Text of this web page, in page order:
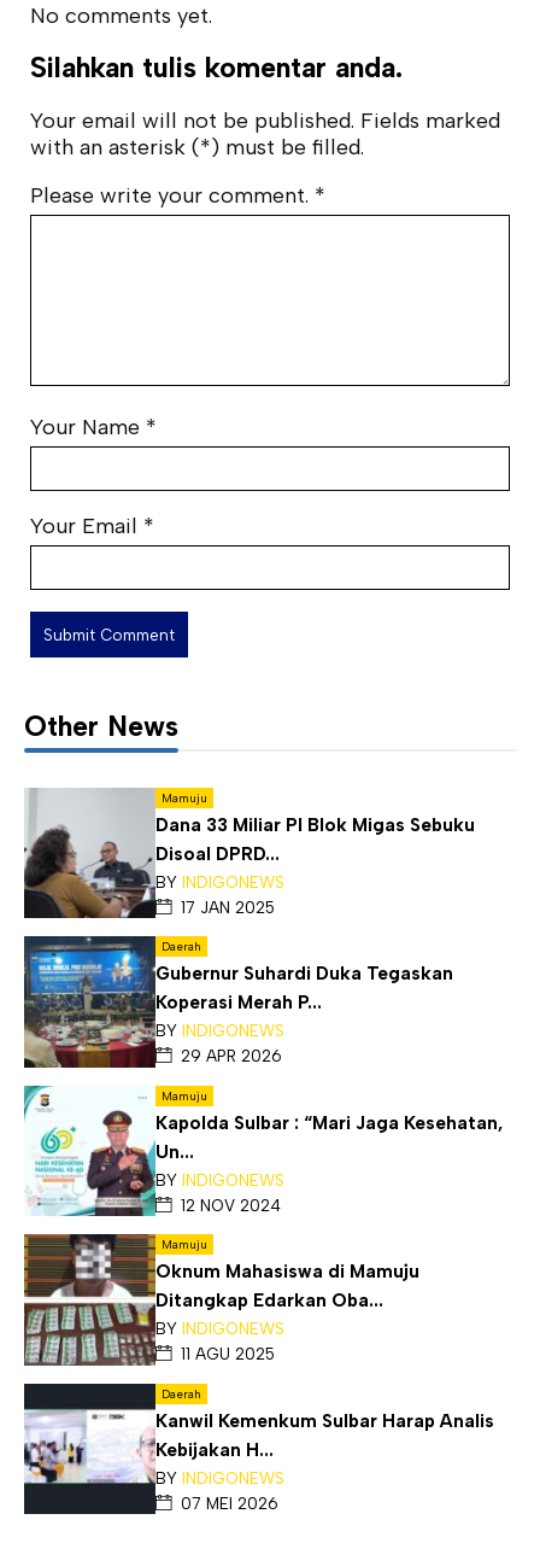
No comments yet.
Silahkan tulis komentar anda.
Your email will not be published. Fields marked
with an asterisk (*) must be filled.
Please write your comment. *
Your Name *
Your Email *
Other News
Mamuju
Dana 33 Miliar PI Blok Migas Sebuku
Disoal DPRD...
BY INDIGONEWS
17 JAN 2025
Daerah
Gubernur Suhardi Duka Tegaskan
Koperasi Merah P...
BY INDIGONEWS
29 APR 2026
Mamuju
Kapolda Sulbar : “Mari Jaga Kesehatan,
Un...
BY INDIGONEWS
12 NOV 2024
Mamuju
Oknum Mahasiswa di Mamuju
Ditangkap Edarkan Oba...
BY INDIGONEWS
11 AGU 2025
Daerah
Kanwil Kemenkum Sulbar Harap Analis
Kebijakan H...
BY INDIGONEWS
07 MEI 2026